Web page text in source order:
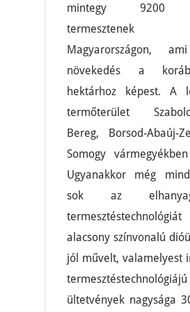
mintegy 9200
Magyarországon,
növekedés a
hektárhoz képest. A
termőterület
Bereg, Borsod-Abaúj-
Somogy
Ugyanakkor még
sok az
alacsony színvonalú
jól művelt, valamelyest
termesztéstechnológiájú
ültetvények nagysága